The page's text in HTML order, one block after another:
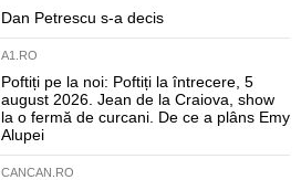
Dan Petrescu s-a decis
A1.RO
Poftiți pe la noi: Poftiți la întrecere, 5
august 2026. Jean de la Craiova, show
la o fermă de curcani. De ce a plâns Emy
Alupei
CANCAN.RO